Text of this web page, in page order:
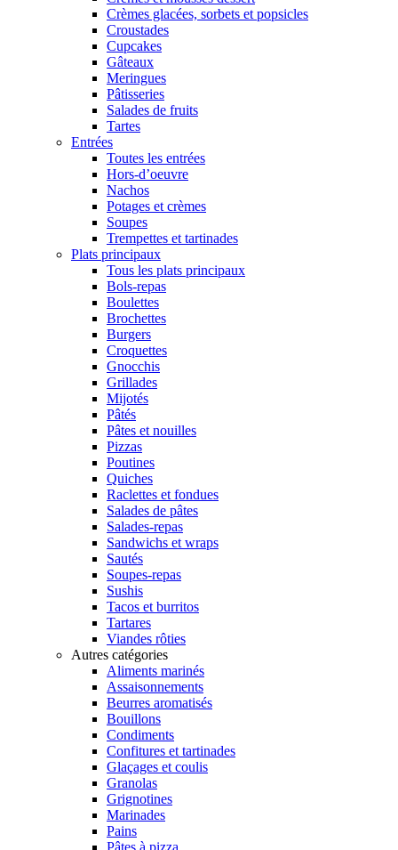
Crèmes glacées, sorbets et popsicles
Croustades
Cupcakes
Gâteaux
Meringues
Pâtisseries
Salades de fruits
Tartes
Entrées
Toutes les entrées
Hors-d’oeuvre
Nachos
Potages et crèmes
Soupes
Trempettes et tartinades
Plats principaux
Tous les plats principaux
Bols-repas
Boulettes
Brochettes
Burgers
Croquettes
Gnocchis
Grillades
Mijotés
Pâtés
Pâtes et nouilles
Pizzas
Poutines
Quiches
Raclettes et fondues
Salades de pâtes
Salades-repas
Sandwichs et wraps
Sautés
Soupes-repas
Sushis
Tacos et burritos
Tartares
Viandes rôties
Autres catégories
Aliments marinés
Assaisonnements
Beurres aromatisés
Bouillons
Condiments
Confitures et tartinades
Glaçages et coulis
Granolas
Grignotines
Marinades
Pains
Pâtes à pizza